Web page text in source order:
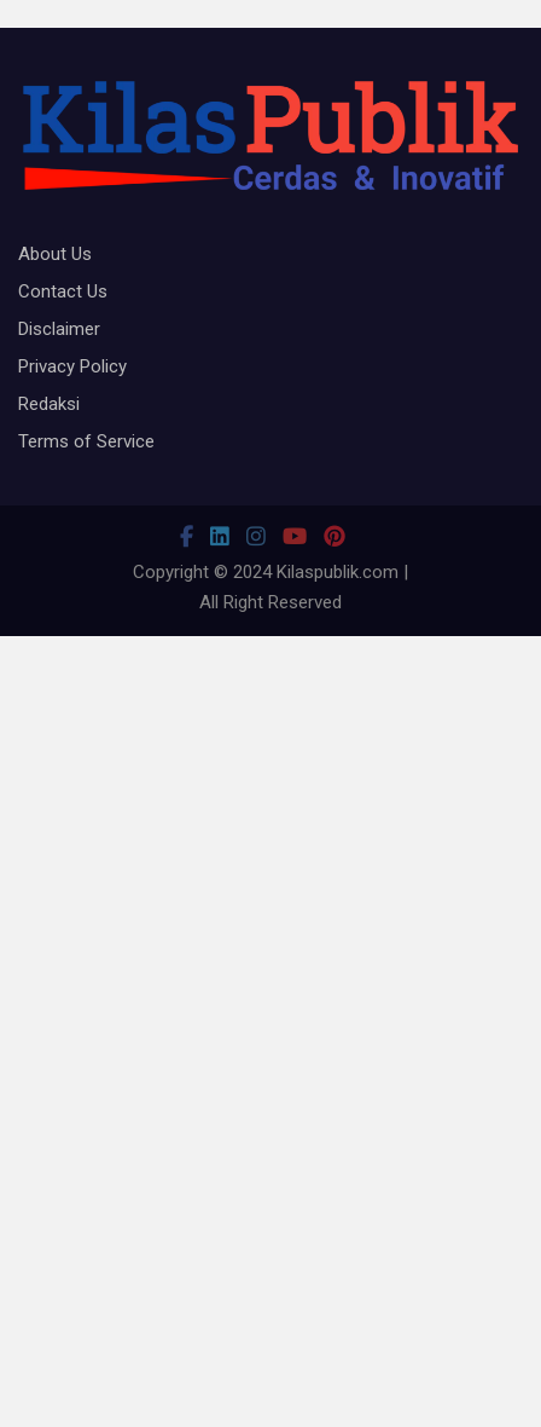
About Us
Contact Us
Disclaimer
Privacy Policy
Redaksi
Terms of Service
Copyright © 2024 Kilaspublik.com |
All Right Reserved